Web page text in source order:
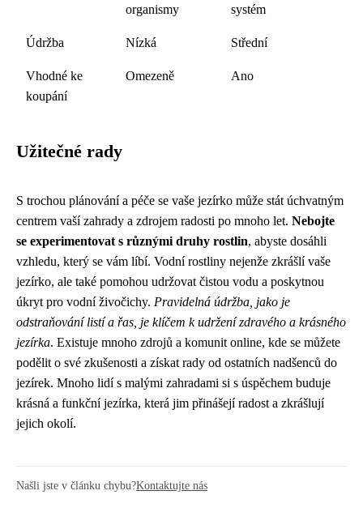
organismy systém
Údržba Nízká Střední
Vhodné ke
koupání
Omezeně Ano
Užitečné rady
S trochou plánování a péče se vaše jezírko může stát úchvatným
centrem vaší zahrady a zdrojem radosti po mnoho let. Nebojte
se experimentovat s různými druhy rostlin, abyste dosáhli
vzhledu, který se vám líbí. Vodní rostliny nejenže zkrášlí vaše
jezírko, ale také pomohou udržovat čistou vodu a poskytnou
úkryt pro vodní živočichy. Pravidelná údržba, jako je
odstraňování listí a řas, je klíčem k udržení zdravého a krásného
jezírka. Existuje mnoho zdrojů a komunit online, kde se můžete
podělit o své zkušenosti a získat rady od ostatních nadšenců do
jezírek. Mnoho lidí s malými zahradami si s úspěchem buduje
krásná a funkční jezírka, která jim přinášejí radost a zkrášlují
jejich okolí.
Našli jste v článku chybu?Kontaktujte nás